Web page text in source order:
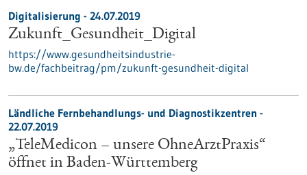
Digitalisierung - 24.07.2019
Zukunft_Gesundheit_Digital
https://www.gesundheitsindustrie-
bw.de/fachbeitrag/pm/zukunft-gesundheit-digital
Ländliche Fernbehandlungs- und Diagnostikzentren -
22.07.2019
„TeleMedicon – unsere OhneArztPraxis“
öffnet in Baden-Württemberg